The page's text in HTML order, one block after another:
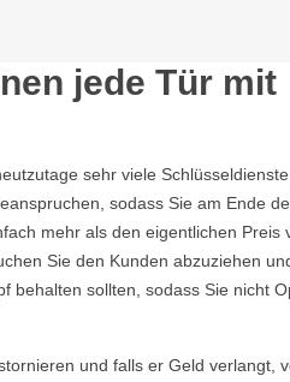
jede Tür mit
sehr viele
sodass Sie am Ende
mehr als den eigentlichen Preis
Sie den Kunden abzuziehen
behalten sollten, sodass Sie nicht
und falls er Geld verlangt,